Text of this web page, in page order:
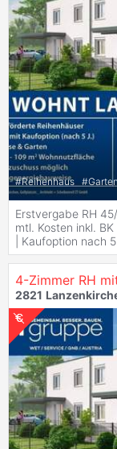
#Reihenhaus #
Erstvergabe RH
mtl. Kosten inkl.
| Kaufoption nach
4-Zimmer RH
2821